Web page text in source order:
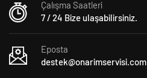
Çalışma Saatleri
7 / 24 Bize ulaşabilirsiniz.
Eposta
destek@onarimservisi.com